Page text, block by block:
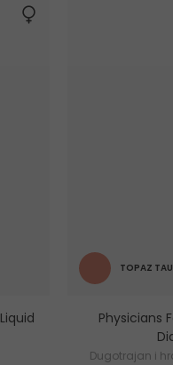
TOPAZ
Physicians
Dugotrajan i